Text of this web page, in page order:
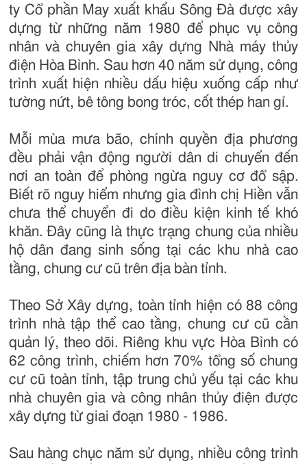
ty Cổ phần May xuất khẩu Sông Đà được xây
dựng từ những năm 1980 để phục vụ công
nhân và chuyên gia xây dựng Nhà máy thủy
điện Hòa Bình. Sau hơn 40 năm sử dụng, công
trình xuất hiện nhiều dấu hiệu xuống cấp như
tường nứt, bê tông bong tróc, cốt thép han gỉ.
Mỗi mùa mưa bão, chính quyền địa phương
đều phải vận động người dân di chuyển đến
nơi an toàn để phòng ngừa nguy cơ đổ sập.
Biết rõ nguy hiểm nhưng gia đình chị Hiền vẫn
chưa thể chuyển đi do điều kiện kinh tế khó
khăn. Đây cũng là thực trạng chung của nhiều
hộ dân đang sinh sống tại các khu nhà cao
tầng, chung cư cũ trên địa bàn tỉnh.
Theo Sở Xây dựng, toàn tỉnh hiện có 88 công
trình nhà tập thể cao tầng, chung cư cũ cần
quản lý, theo dõi. Riêng khu vực Hòa Bình có
62 công trình, chiếm hơn 70% tổng số chung
cư cũ toàn tỉnh, tập trung chủ yếu tại các khu
nhà chuyên gia và công nhân thủy điện được
xây dựng từ giai đoạn 1980 - 1986.
Sau hàng chục năm sử dụng, nhiều công trình